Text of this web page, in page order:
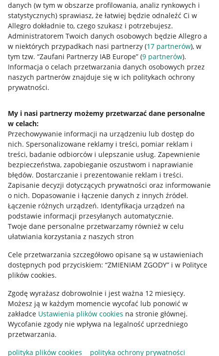
danych (w tym w obszarze profilowania, analiz rynkowych i
statystycznych) sprawiasz, że łatwiej będzie odnaleźć Ci w
Allegro dokładnie to, czego szukasz i potrzebujesz.
Administratorem Twoich danych osobowych będzie Allegro a
w niektórych przypadkach nasi partnerzy (17 partnerów), w
tym tzw. “Zaufani Partnerzy IAB Europe” (9 partnerów).
Informacja o celach przetwarzania danych osobowych przez
naszych partnerów znajduje się w ich politykach ochrony
prywatności.
My i nasi partnerzy możemy przetwarzać dane personalne
w celach:
Przechowywanie informacji na urządzeniu lub dostęp do
nich. Spersonalizowane reklamy i treści, pomiar reklam i
treści, badanie odbiorców i ulepszanie usług. Zapewnienie
bezpieczeństwa, zapobieganie oszustwom i naprawianie
błędów. Dostarczanie i prezentowanie reklam i treści.
Zapisanie decyzji dotyczących prywatności oraz informowanie
o nich. Dopasowanie i łączenie danych z innych źródeł.
Łączenie różnych urządzeń. Identyfikacja urządzeń na
podstawie informacji przesyłanych automatycznie.
Twoje dane personalne przetwarzamy również w celu
ułatwiania korzystania z naszych stron
Cele przetwarzania szczegółowo opisane są w ustawieniach
dostępnych pod przyciskiem: “ZMIENIAM ZGODY” i w Polityce
plików cookies.
Zgodę wyrażasz dobrowolnie i jest ważna 12 miesięcy.
Możesz ją w każdym momencie wycofać lub ponowić w
zakładce Ustawienia plików cookies na stronie głównej.
Wycofanie zgody nie wpływa na legalność uprzedniego
przetwarzania.
polityka plików cookies
polityka ochrony prywatności
Przydatne informacje
Jak to działa
Allegro Gadane dla sprzedających
Allegro Gadane dla kupujących
Mapa miejscowości
Informacje prawne
Regulamin
Polityka plików "cookies"
Ustawienia plików "cookies"
Udostępnianie lokalizacji
Informacje dla Aktu o Usługach Cyfrowych
Pobierz aplikację